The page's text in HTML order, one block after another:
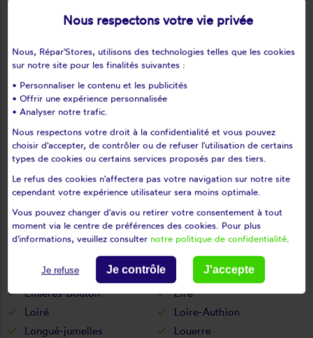
Le fief-sauvin
Le fuilet
Le longeron
Le louroux-béconnais
Le marillais
Le may-sur-èvre
Le mesnil-en-vallée
Le pin-en-mauges
Le plessis-grammoire
Le puiset-doré
Le puy-notre-dame
Le thoureil
Le tremblay
Le vieil-baugé
Les Bois d'Anjou
Les cerqueux
Les cerqueux-sous-
passavant
Les Garennes sur Loire
Les Hauts d'Anjou
Les ponts-de-cé
Les rairies
Les rosiers-sur-loire
Les ulmes
Les verchers-sur-layon
Lézigné
Linières-bouton
Liré
Loiré
Loire-Authion
Longué-jumelles
Louerre
Nous respectons votre vie privée
Nous, Répar'Stores, utilisons des technologies telles que les cookies
sur notre site pour les finalités suivantes :
• Personnaliser le contenu et les publicités
• Offrir une expérience personnalisée
• Analyser notre trafic.
Nous respectons votre droit à la confidentialité et vous pouvez
choisir d'accepter, de contrôler ou de refuser l'utilisation de certains
types de cookies ou certains services proposés par des tiers.
Le refus des cookies n'affectera pas votre navigation sur notre site
cependant votre expérience utilisateur sera moins optimale.
Vous pouvez changer d'avis ou retirer votre consentement à tout
moment via le centre de préférences des cookies. Pour plus
d'informations, veuillez consulter notre politique de confidentialité.
Je refuse Je contrôle J'accepte